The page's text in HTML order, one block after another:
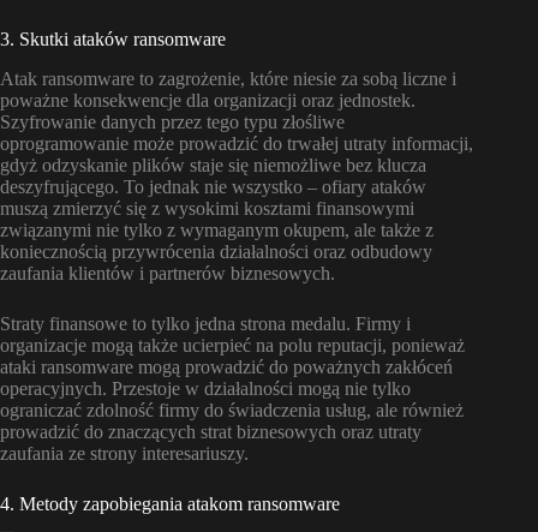
3. Skutki ataków ransomware
Atak ransomware to zagrożenie, które niesie za sobą liczne i
poważne konsekwencje dla organizacji oraz jednostek.
Szyfrowanie danych przez tego typu złośliwe
oprogramowanie może prowadzić do trwałej utraty informacji,
gdyż odzyskanie plików staje się niemożliwe bez klucza
deszyfrującego. To jednak nie wszystko – ofiary ataków
muszą zmierzyć się z wysokimi kosztami finansowymi
związanymi nie tylko z wymaganym okupem, ale także z
koniecznością przywrócenia działalności oraz odbudowy
zaufania klientów i partnerów biznesowych.
Straty finansowe to tylko jedna strona medalu. Firmy i
organizacje mogą także ucierpieć na polu reputacji, ponieważ
ataki ransomware mogą prowadzić do poważnych zakłóceń
operacyjnych. Przestoje w działalności mogą nie tylko
ograniczać zdolność firmy do świadczenia usług, ale również
prowadzić do znaczących strat biznesowych oraz utraty
zaufania ze strony interesariuszy.
4. Metody zapobiegania atakom ransomware